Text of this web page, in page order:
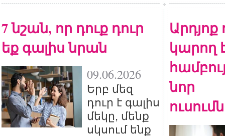
7 նշան, որ դուք դուր
եք գալիս նրան
09.06.2026
Երբ մեզ
դուր է գալիս
մեկը, մենք
սկսում ենք
կարող
նոր